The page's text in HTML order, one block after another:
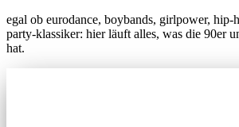
egal ob eurodance, boybands, girlpower, hip-
party-klassiker: hier läuft alles, was die 90er
hat.